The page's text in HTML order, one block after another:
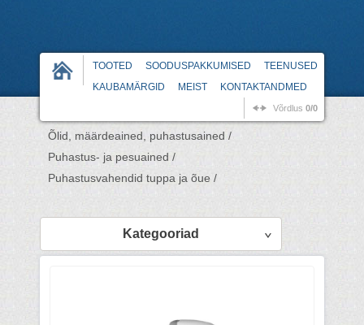
TOOTED SOODUSPAKKUMISED
TEENUSED
KAUBAMÄRGID
MEIST KONTAKTANDMED
Võrdlus 0/0
Õlid, määrdeained, puhastusained /
Puhastus- ja pesuained /
Puhastusvahendid tuppa ja õue /
Kategooriad